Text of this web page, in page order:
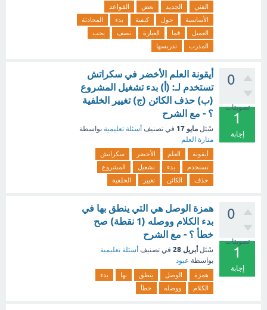
الفني
الجديد بعض
القواعد
الأساسية
حول كيفية بدء
المحادثة
العميل
فما العبارة تصف
يجب
المدرب
تدريسها
0
تصويتات
1
إجابة
أيقونة العلم الأخضر في سكراتش
تستخدم لـ: (أ) بدء تشغيل المشروع
(ب) حذف الكائن (ج) تغيير الخلفية
؟ - مع الشرح
سُئل مايو 17 في تصنيف أسئلة تعليمية بواسطة
منارة العلم
أيقونة العلم الأخضر
سكراتش
تستخدم
بدء تشغيل
المشروع
حذف
الكائن تغيير الخلفية
0
تصويتات
1
إجابة
همزة الوصل هي التي ينطق بها في
بدء الكلام ووصله (1 نقطة) صح
خطأ ؟ - مع الشرح
سُئل أبريل 28 في تصنيف أسئلة تعليمية
بواسطة عبود
همزة الوصل ينطق بها
بدء
الكلام
ووصله خطأ